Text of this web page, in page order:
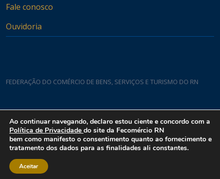
Fale conosco
Ouvidoria
FEDERAÇÃO DO COMÉRCIO DE BENS, SERVIÇOS E TURISMO DO RN
Rua Padre João Damasceno, 1935 - Lagoa Nova CEP 59075-760
Ao continuar navegando, declaro estou ciente e concordo com a
Política de Privacidade do site da Fecomércio RN
bem como manifesto o consentimento quanto ao fornecimento e
tratamento dos dados para as finalidades ali constantes.
Aceitar